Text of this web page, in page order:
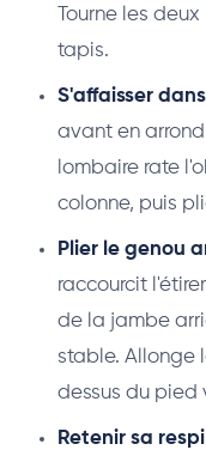
Tourne les
tapis.
S'affaisser
avant en
lombaire rate
colonne, puis
Plier le genou
raccourcit
de la jambe
stable. Allonge
dessus du pied
Retenir sa